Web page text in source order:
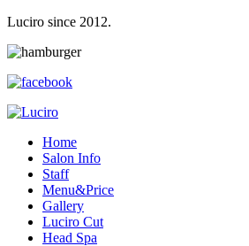
Luciro since 2012.
Home
Salon Info
Staff
Menu&Price
Gallery
Luciro Cut
Head Spa